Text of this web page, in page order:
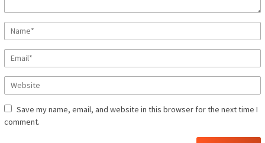
Save my name, email, and website in this browser for the next time I
comment.